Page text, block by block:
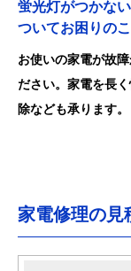
蛍光灯がつかな
ついてお困りの
お使いの家電が故
ださい。家電を長
除なども承ります。
家電修理の見